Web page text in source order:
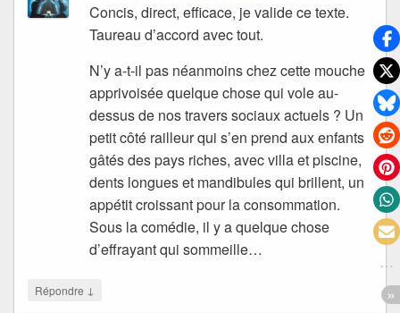
Concis, direct, efficace, je valide ce texte.
Taureau d’accord avec tout.
N’y a-t-il pas néanmoins chez cette mouche
apprivoisée quelque chose qui vole au-
dessus de nos travers sociaux actuels ? Un
petit côté railleur qui s’en prend aux enfants
gâtés des pays riches, avec villa et piscine,
dents longues et mandibules qui brillent, un
appétit croissant pour la consommation.
Sous la comédie, il y a quelque chose
d’effrayant qui sommeille…
Répondre ↓